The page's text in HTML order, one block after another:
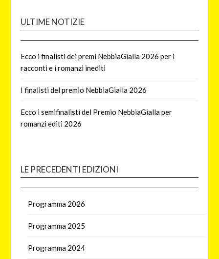
ULTIME NOTIZIE
Ecco i finalisti dei premi NebbiaGialla 2026 per i
racconti e i romanzi inediti
I finalisti del premio NebbiaGialla 2026
Ecco i semifinalisti del Premio NebbiaGialla per
romanzi editi 2026
LE PRECEDENTI EDIZIONI
Programma 2026
Programma 2025
Programma 2024